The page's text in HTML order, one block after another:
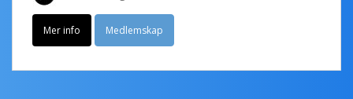
Mer info Medlemskap